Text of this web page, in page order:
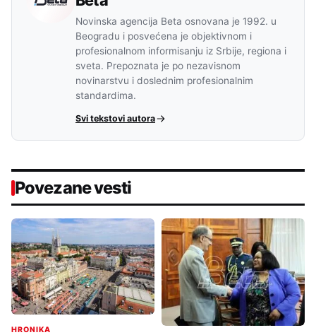
Novinska agencija Beta osnovana je 1992. u
Beogradu i posvećena je objektivnom i
profesionalnom informisanju iz Srbije, regiona i
sveta. Prepoznata je po nezavisnom
novinarstvu i doslednim profesionalnim
standardima.
Svi tekstovi autora
Povezane vesti
HRONIKA